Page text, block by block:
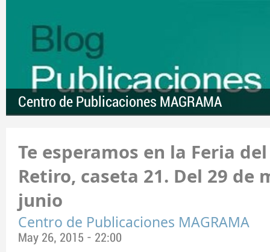
Centro de Publicaciones MAGRAMA
Te esperamos en la Feria
Retiro, caseta 21. Del 29 de
junio
Centro de Publicaciones MAGRAMA
May 26, 2015 - 22:00